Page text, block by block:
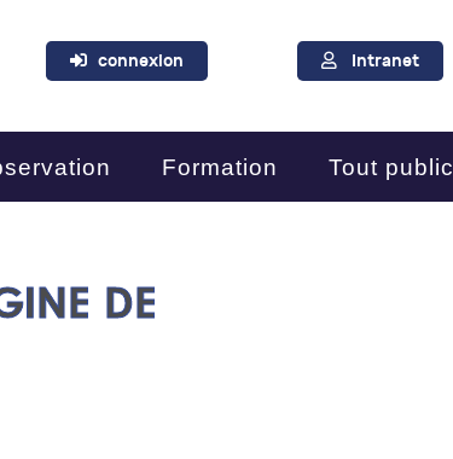
connexion Intranet
Formation Tout public
DE